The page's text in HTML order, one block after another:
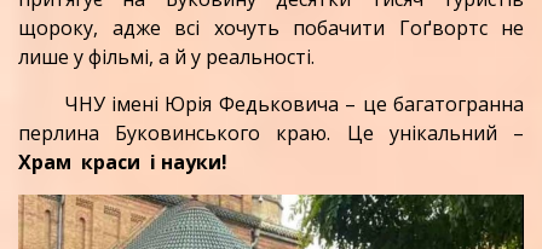
щороку, адже всі хочуть побачити Гоґвортс не
лише у фільмі, а й у реальності.
ЧНУ імені Юрія Федьковича – це багатогранна
перлина Буковинського краю. Це унікальний –
Храм краси і науки!